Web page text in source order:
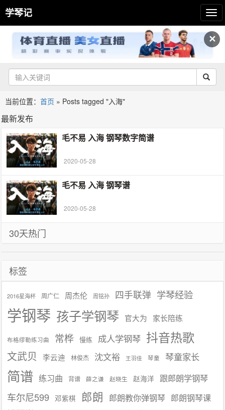
✕
学琴记
当前位置： 首页 » Posts tagged "入海"
最新发布
毛不易 入海 钢琴数字简谱
2020-05-28
毛不易 入海 钢琴谱
2020-05-28
30天热门
标签
2016星海杯 周广仁 周杰伦 周铭孙 四手联弹 学琴经验
学钢琴 孩子学钢琴 官大为 家长陪练
布格缪勒练习曲 常桦 慢练 成人学钢琴 抖音热歌
文武贝 李云迪 林俊杰 沈文裕 王羽佳 琴童 琴童家长
简谱 练习曲 背谱 薛之谦 赵晓生 赵海洋 跟郎朗学钢琴
车尔尼599 邓紫棋 郎朗 郎朗教你弹钢琴 郎朗钢琴课